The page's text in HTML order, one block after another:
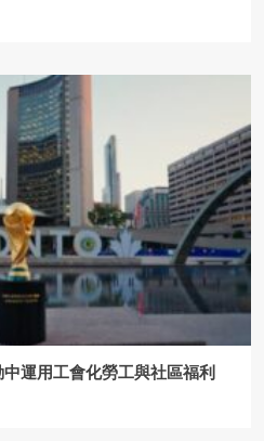
運用工會化勞工與社區福利